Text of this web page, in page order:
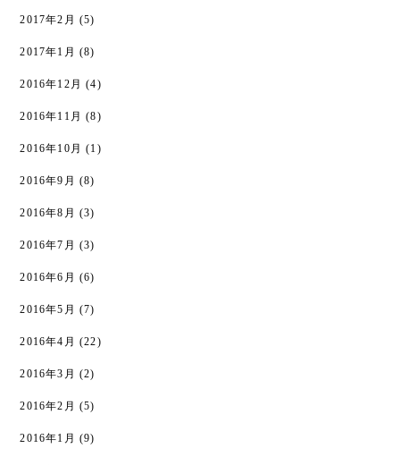
2017年2月 (5)
2017年1月 (8)
2016年12月 (4)
2016年11月 (8)
2016年10月 (1)
2016年9月 (8)
2016年8月 (3)
2016年7月 (3)
2016年6月 (6)
2016年5月 (7)
2016年4月 (22)
2016年3月 (2)
2016年2月 (5)
2016年1月 (9)